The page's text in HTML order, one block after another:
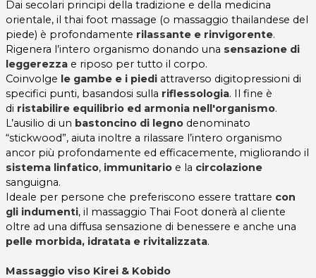
Dai secolari principi della tradizione e della medicina
orientale, il thai foot massage (o massaggio thailandese del
piede) è profondamente rilassante e rinvigorente.
Rigenera l’intero organismo donando una sensazione di
leggerezza e riposo per tutto il corpo.
Coinvolge le gambe e i piedi attraverso digitopressioni di
specifici punti, basandosi sulla riflessologia. Il fine è
di ristabilire equilibrio ed armonia nell'organismo.
L’ausilio di un bastoncino di legno denominato
“stickwood”, aiuta inoltre a rilassare l’intero organismo
ancor più profondamente ed efficacemente, migliorando il
sistema linfatico, immunitario e la circolazione
sanguigna.
Ideale per persone che preferiscono essere trattare con
gli indumenti, il massaggio Thai Foot donerà al cliente
oltre ad una diffusa sensazione di benessere e anche una
pelle morbida, idratata e rivitalizzata.
Massaggio viso Kirei & Kobido